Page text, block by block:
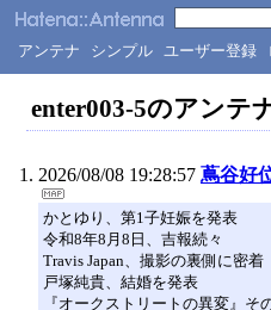
アンテナ シンプル ユーザー登録
enter003-5のアンテ
2026/08/08 19:28:57 蔦谷好
かとゆり、第1子妊娠を発表
令和8年8月8日、吉報続々
Travis Japan、撮影の裏側に密着
戸塚純貴、結婚を発表
『オークストリートの異変』そ